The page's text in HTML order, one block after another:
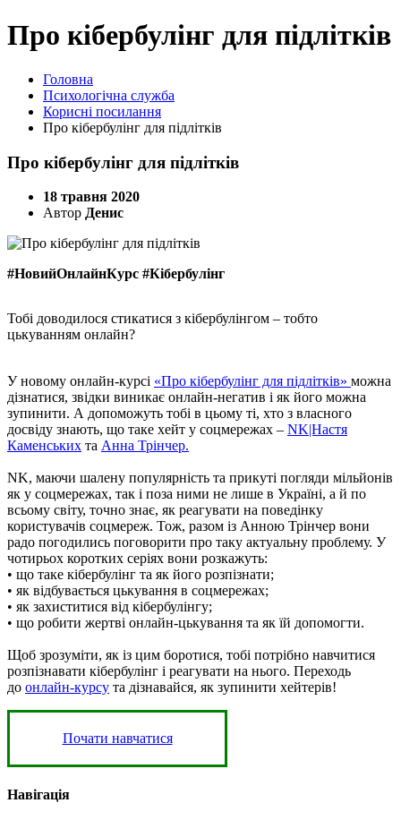
Про кібербулінг для підлітків
Головна
Психологічна служба
Корисні посилання
Про кібербулінг для підлітків
Про кібербулінг для підлітків
18 травня 2020
Автор Денис
#НовийОнлайнКурс #Кібербулінг
Тобі доводилося стикатися з кібербулінгом – тобто
цькуванням онлайн?
У новому онлайн-курсі «Про кібербулінг для підлітків» можна
дізнатися, звідки виникає онлайн-негатив і як його можна
зупинити. А допоможуть тобі в цьому ті, хто з власного
досвіду знають, що таке хейт у соцмережах – NK|Настя
Каменських та Анна Трінчер.
NK, маючи шалену популярність та прикуті погляди мільйонів
як у соцмережах, так і поза ними не лише в Україні, а й по
всьому світу, точно знає, як реагувати на поведінку
користувачів соцмереж. Тож, разом із Анною Трінчер вони
радо погодились поговорити про таку актуальну проблему. У
чотирьох коротких серіях вони розкажуть:
• що таке кібербулінг та як його розпізнати;
• як відбувається цькування в соцмережах;
• як захиститися від кібербулінгу;
• що робити жертві онлайн-цькування та як їй допомогти.
Щоб зрозуміти, як із цим боротися, тобі потрібно навчитися
розпізнавати кібербулінг і реагувати на нього. Переходь
до онлайн-курсу та дізнавайся, як зупинити хейтерів!
Почати навчатися
Навігація